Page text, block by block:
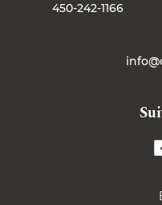
450-242-1166